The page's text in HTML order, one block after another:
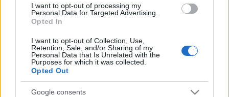
I want to opt-out of processing my
Personal Data for Targeted Advertising.
Opted In
I want to opt-out of Collection, Use,
Retention, Sale, and/or Sharing of my
Personal Data that Is Unrelated with the
Purposes for which it was collected.
Opted Out
Google consents
Minh Hoang zongorista. Fotó: Duong Phan Manh